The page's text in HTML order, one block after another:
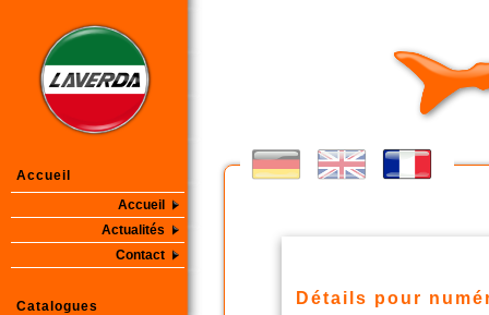
Accueil
Accueil
Actualités
Contact
Catalogues
Détails pour